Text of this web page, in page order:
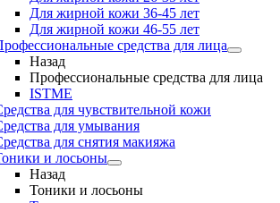
Для жирной кожи 36-45 лет
Для жирной кожи 46-55 лет
средства для лица
Назад
Профессиональные средства для лица
ISTME
для чувствительной кожи
для умывания
для снятия макияжа
и лосьоны
Назад
Тоники и лосьоны